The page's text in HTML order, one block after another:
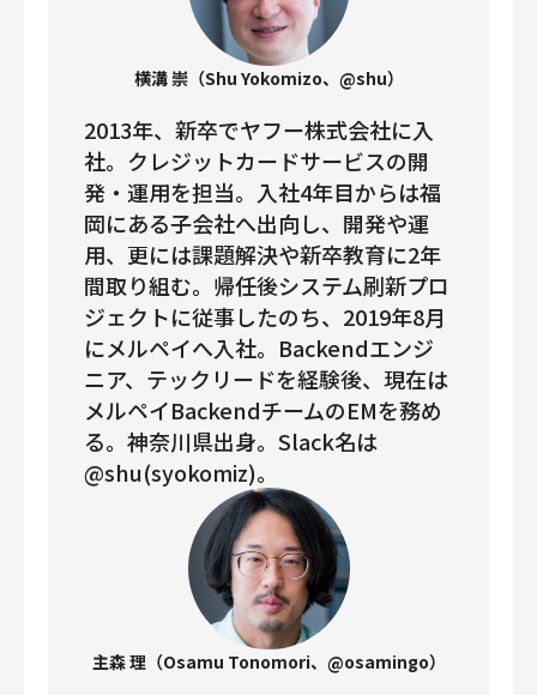
横溝 崇（Shu Yokomizo、@shu）
2013年、新卒でヤフー株式会社に入
社。クレジットカードサービスの開
発・運用を担当。入社4年目からは福
岡にある子会社へ出向し、開発や運
用、更には課題解決や新卒教育に2年
間取り組む。帰任後システム刷新プロ
ジェクトに従事したのち、2019年8月
にメルペイへ入社。Backendエンジ
ニア、テックリードを経験後、現在は
メルペイBackendチームのEMを務め
る。神奈川県出身。Slack名は
@shu(syokomiz)。
主森 理（Osamu Tonomori、@osamingo）